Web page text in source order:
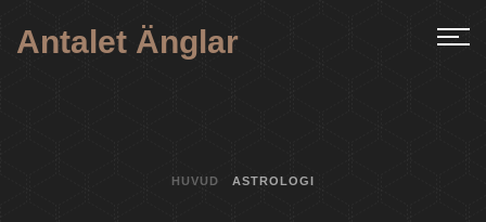
Antalet Änglar
HUVUD ASTROLOGI